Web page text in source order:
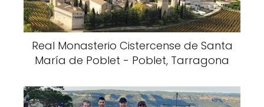
Real Monasterio Cistercense de Santa
María de Poblet - Poblet, Tarragona